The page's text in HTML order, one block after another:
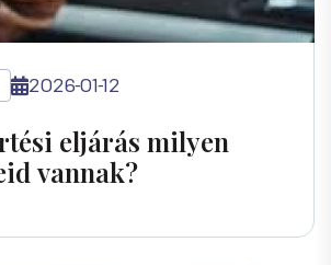
2026-01-12
eljárás milyen
vannak?